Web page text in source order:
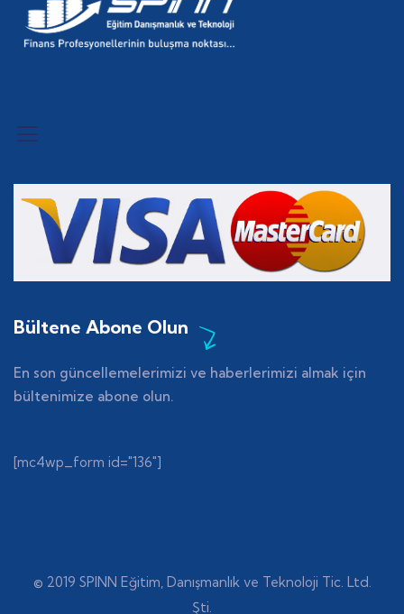
Bültene Abone Olun
En son güncellemelerimizi ve haberlerimizi almak için
bültenimize abone olun.
[mc4wp_form id="136"]
© 2019 SPINN Eğitim, Danışmanlık ve Teknoloji Tic. Ltd.
Şti.